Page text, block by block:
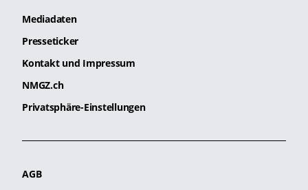
Mediadaten
Presseticker
Kontakt und Impressum
NMGZ.ch
Privatsphäre-Einstellungen
AGB